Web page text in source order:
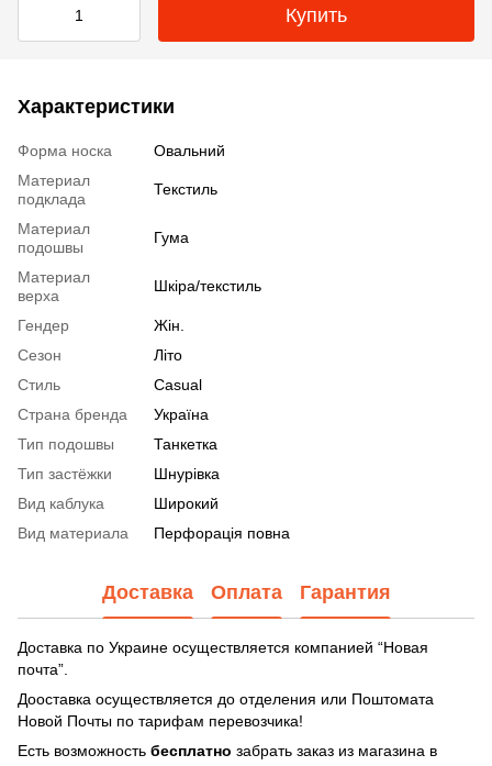
Купить
Характеристики
Форма носка
Овальний
Материал
подклада
Текстиль
Материал
подошвы
Гума
Материал
верха
Шкіра/текстиль
Гендер
Жін.
Сезон
Літо
Стиль
Casual
Страна бренда
Україна
Тип подошвы
Танкетка
Тип застёжки
Шнурівка
Вид каблука
Широкий
Вид материала
Перфорація повна
Доставка Оплата Гарантия
Доставка по Украине осуществляется компанией “Новая
почта”.
Дооставка осуществляется до отделения или Поштомата
Новой Почты по тарифам перевозчика!
Есть возможность бесплатно забрать заказ из магазина в